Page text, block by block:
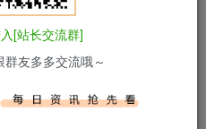
始汲取新知识------
频平台,抖音国内版抖音安卓
新版抖音破解版下载,抖音助
[站长交流群]
友多多交流哦～